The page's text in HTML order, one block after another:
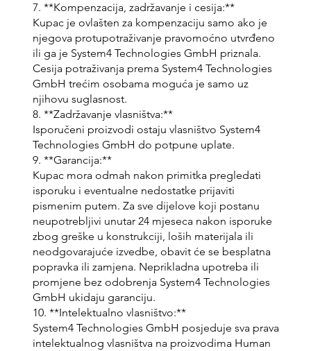
7. **Kompenzacija, zadržavanje i cesija:**
Kupac je ovlašten za kompenzaciju samo ako je
njegova protupotraživanje pravomoćno utvrđeno
ili ga je System4 Technologies GmbH priznala.
Cesija potraživanja prema System4 Technologies
GmbH trećim osobama moguća je samo uz
njihovu suglasnost.
8. **Zadržavanje vlasništva:**
Isporučeni proizvodi ostaju vlasništvo System4
Technologies GmbH do potpune uplate.
9. **Garancija:**
Kupac mora odmah nakon primitka pregledati
isporuku i eventualne nedostatke prijaviti
pismenim putem. Za sve dijelove koji postanu
neupotrebljivi unutar 24 mjeseca nakon isporuke
zbog greške u konstrukciji, loših materijala ili
neodgovarajuće izvedbe, obavit će se besplatna
popravka ili zamjena. Neprikladna upotreba ili
promjene bez odobrenja System4 Technologies
GmbH ukidaju garanciju.
10. **Intelektualno vlasništvo:**
System4 Technologies GmbH posjeduje sva prava
intelektualnog vlasništva na proizvodima Human